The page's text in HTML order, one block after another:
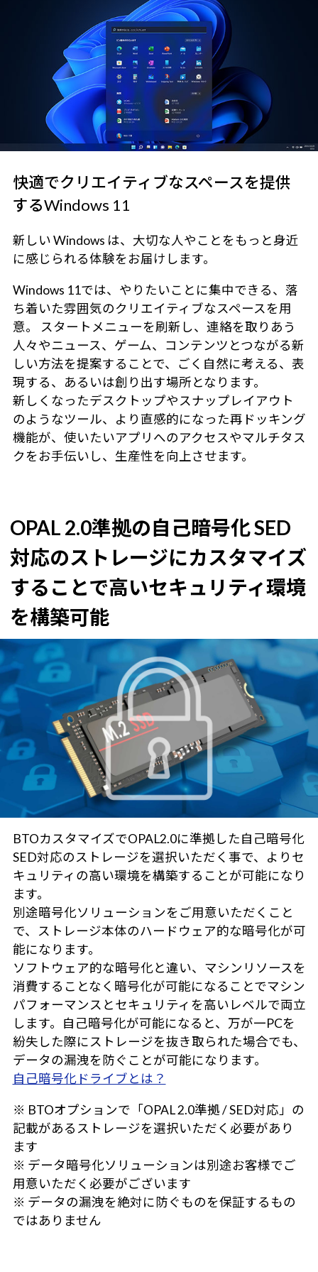
快適でクリエイティブなスペースを提供
するWindows 11
新しい Windows は、大切な人やことをもっと身近
に感じられる体験をお届けします。
Windows 11では、やりたいことに集中できる、落
ち着いた雰囲気のクリエイティブなスペースを用
意。 スタートメニューを刷新し、連絡を取りあう
人々やニュース、ゲーム、コンテンツとつながる新
しい方法を提案することで、ごく自然に考える、表
現する、あるいは創り出す場所となります。
新しくなったデスクトップやスナップレイアウト
のようなツール、より直感的になった再ドッキング
機能が、使いたいアプリへのアクセスやマルチタス
クをお手伝いし、生産性を向上させます。
OPAL 2.0準拠の自己暗号化 SED
対応のストレージにカスタマイズ
することで高いセキュリティ環境
を構築可能
BTOカスタマイズでOPAL2.0に準拠した自己暗号化
SED対応のストレージを選択いただく事で、よりセ
キュリティの高い環境を構築することが可能になり
ます。
別途暗号化ソリューションをご用意いただくこと
で、ストレージ本体のハードウェア的な暗号化が可
能になります。
ソフトウェア的な暗号化と違い、マシンリソースを
消費することなく暗号化が可能になることでマシン
パフォーマンスとセキュリティを高いレベルで両立
します。自己暗号化が可能になると、万が一PCを
紛失した際にストレージを抜き取られた場合でも、
データの漏洩を防ぐことが可能になります。
自己暗号化ドライブとは？
※ BTOオプションで「OPAL 2.0準拠 / SED対応」の
記載があるストレージを選択いただく必要があり
ます
※ データ暗号化ソリューションは別途お客様でご
用意いただく必要がございます
※ データの漏洩を絶対に防ぐものを保証するもの
ではありません